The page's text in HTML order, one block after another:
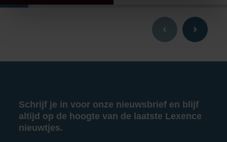
Schrijf je in voor onze nieuwsbrief en blijf
altijd op de hoogte van de laatste Lexence
nieuwtjes.